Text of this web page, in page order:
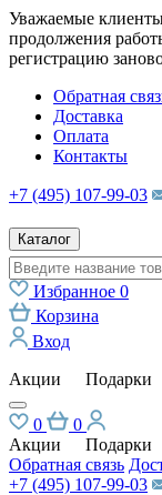
Уважаемые
продолжения
регистрацию
Обратная
Доставка
Оплата
Контакты
+7 (495) 107-99-03
Каталог
Избранное 0
Корзина
Вход
Акции
Подарки
0
0
Акции
Подарки
Обратная связь
+7 (495) 107-99-03